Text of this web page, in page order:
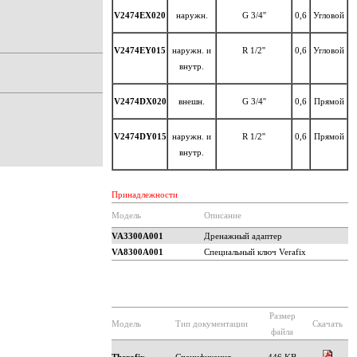
V2474EX020 наружн. G 3/4'' 0,6 Угловой
V2474EY015
наружн. и
внутр.
R 1/2'' 0,6 Угловой
V2474DX020 внешн. G 3/4'' 0,6 Прямой
V2474DY015
наружн. и
внутр.
R 1/2'' 0,6 Прямой
Принадлежности
Модель Описание
VA3300A001
Дренажный адаптер
VA8300А001
Специальный ключ Verafix
Модель Тип документации
Размер
файла
Скачать